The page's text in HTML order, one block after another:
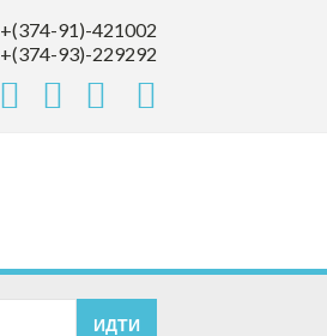
+(374-91)-421002
+(374-93)-229292